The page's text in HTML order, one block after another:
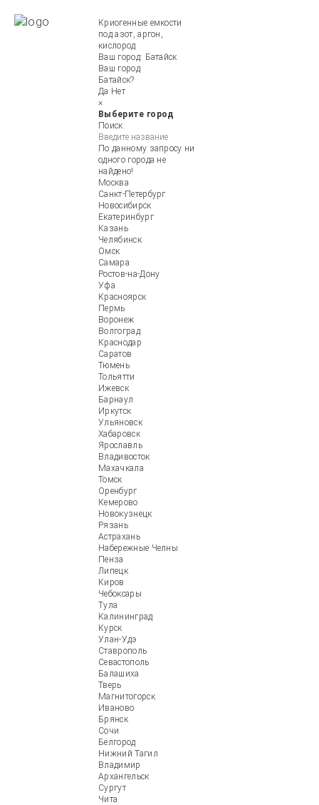
Криогенные емкости
под азот, аргон,
кислород
Ваш город: Батайск
Ваш город
Батайск?
Да Нет
×
Выберите город
Поиск:
По данному запросу ни
одного города не
найдено!
Москва
Санкт-Петербург
Новосибирск
Екатеринбург
Казань
Челябинск
Омск
Самара
Ростов-на-Дону
Уфа
Красноярск
Пермь
Воронеж
Волгоград
Краснодар
Саратов
Тюмень
Тольятти
Ижевск
Барнаул
Иркутск
Ульяновск
Хабаровск
Ярославль
Владивосток
Махачкала
Томск
Оренбург
Кемерово
Новокузнецк
Рязань
Астрахань
Набережные Челны
Пенза
Липецк
Киров
Чебоксары
Тула
Калининград
Курск
Улан-Удэ
Ставрополь
Севастополь
Балашиха
Тверь
Магнитогорск
Иваново
Брянск
Сочи
Белгород
Нижний Тагил
Владимир
Архангельск
Сургут
Чита